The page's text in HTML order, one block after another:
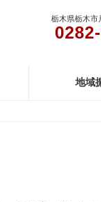
栃木県栃木市
地域
定期